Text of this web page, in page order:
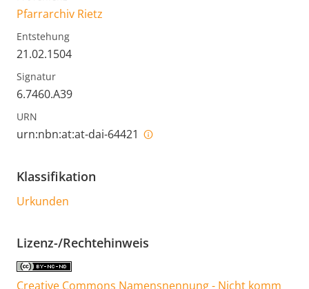
Pfarrarchiv Rietz
Entstehung
21.02.1504
Signatur
6.7460.A39
URN
urn:nbn:at:at-dai-64421
Klassifikation
Urkunden
Lizenz-/Rechtehinweis
Creative Commons Namensnennung - Nicht komm